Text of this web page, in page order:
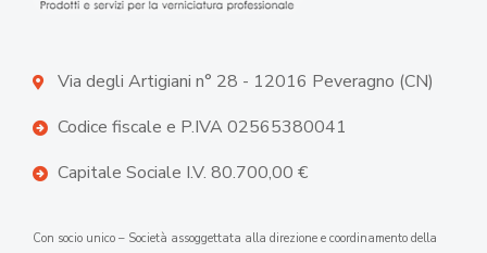
Via degli Artigiani n° 28 - 12016 Peveragno (CN)
Codice fiscale e P.IVA 02565380041
Capitale Sociale I.V. 80.700,00 €
Con socio unico – Società assoggettata alla direzione e coordinamento della